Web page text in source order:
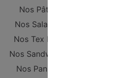
Nos Pâtes
Nos Salades
Nos Tex Mex
Nos Sandwichs
Nos Paninis